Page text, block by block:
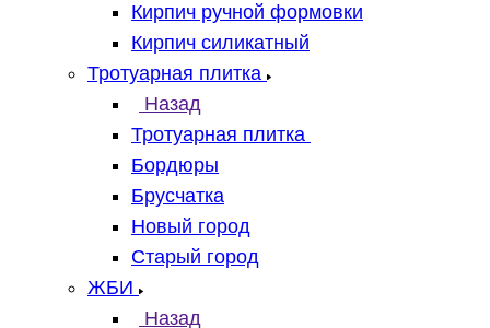
Кирпич ручной формовки
Кирпич силикатный
Тротуарная плитка
Назад
Тротуарная плитка
Бордюры
Брусчатка
Новый город
Старый город
ЖБИ
Назад